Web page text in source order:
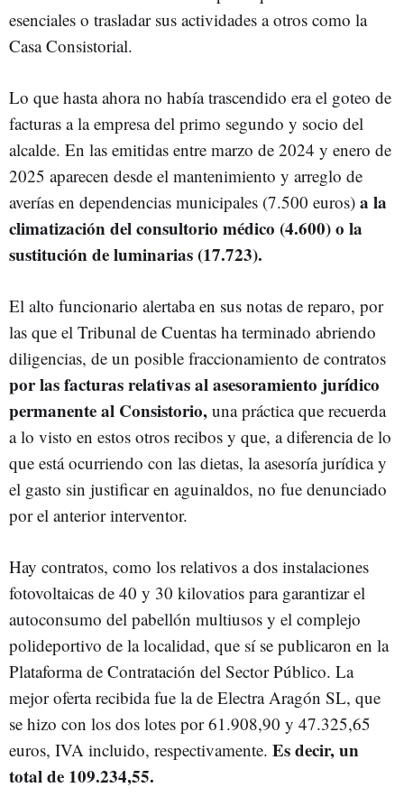
esenciales o trasladar sus actividades a otros como la
Casa Consistorial.
Lo que hasta ahora no había trascendido era el goteo de
facturas a la empresa del primo segundo y socio del
alcalde. En las emitidas entre marzo de 2024 y enero de
2025 aparecen desde el mantenimiento y arreglo de
averías en dependencias municipales (7.500 euros) a la
climatización del consultorio médico (4.600) o la
sustitución de luminarias (17.723).
El alto funcionario alertaba en sus notas de reparo, por
las que el Tribunal de Cuentas ha terminado abriendo
diligencias, de un posible fraccionamiento de contratos
por las facturas relativas al asesoramiento jurídico
permanente al Consistorio, una práctica que recuerda
a lo visto en estos otros recibos y que, a diferencia de lo
que está ocurriendo con las dietas, la asesoría jurídica y
el gasto sin justificar en aguinaldos, no fue denunciado
por el anterior interventor.
Hay contratos, como los relativos a dos instalaciones
fotovoltaicas de 40 y 30 kilovatios para garantizar el
autoconsumo del pabellón multiusos y el complejo
polideportivo de la localidad, que sí se publicaron en la
Plataforma de Contratación del Sector Público. La
mejor oferta recibida fue la de Electra Aragón SL, que
se hizo con los dos lotes por 61.908,90 y 47.325,65
euros, IVA incluido, respectivamente. Es decir, un
total de 109.234,55.